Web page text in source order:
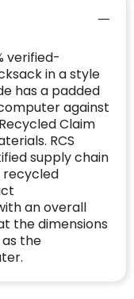
verified-
in a style
has a padded
against
Claim
RCS
supply chain
recycled
an overall
the dimensions
the
Geverifieerd
niveau
en
winkelen
en koopt u
u uw